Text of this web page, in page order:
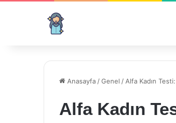
Anasayfa /Genel / Alfa Kadın
Alfa Kadın